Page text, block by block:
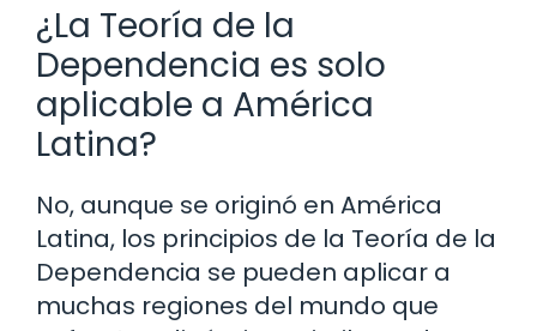
¿La Teoría de la
Dependencia es solo
aplicable a América
Latina?
No, aunque se originó en América
Latina, los principios de la Teoría de la
Dependencia se pueden aplicar a
muchas regiones del mundo que